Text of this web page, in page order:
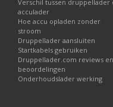
Verschil tussen druppellader
acculader
Hoe accu opladen zonder
stroom
Druppellader aansluiten
Startkabels gebruiken
Druppellader.com reviews en
beoordelingen
Onderhoudslader werking